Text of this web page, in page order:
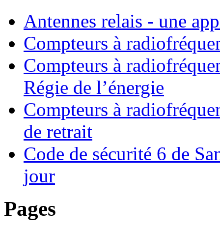
Antennes relais - une
Compteurs à
Compteurs à
Régie de l’énergie
Compteurs à
de retrait
Code de sécurité 6 de
jour
Pages